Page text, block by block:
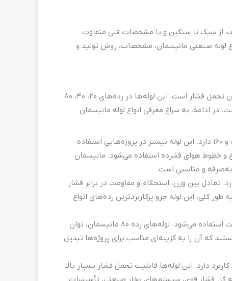
مختلف، از سبک تا سنگین و با مشخصات فنی متفاوت
لوله صنعتی مانیسمان، مشخصات، روش تولید و
)، در رده‌های مختلفی تولید می‌شوند و تفاوت اصلی‌شان در ضخامت دیواره و میزان تحمل فشار است. این لوله‌ها در رده‌های ۲۰، ۴۰، ۸۰
در ادامه، به سراغ معرفی انواع لوله مانیسمان
، نوعی لوله بدون درز است که دیواره نازک و وزن سبک‌تری نسبت به رده‌های 40، 80 و 160 دارد. این لوله بیشتر در پروژه‌هایی استفاده
و خطوط هوای فشرده استفاده می‌شود. مانیسمان
تعادل بین وزن، استحکام و مقاومت در برابر فشار
کلی، این لوله جزو پرکاربردترین رده‌های انواع
، نوعی لوله بدون درز با ضخامت بالا است که برای پروژه‌های فشار بالا و شرایط سخت استفاده می‌شود. لوله‌های رده 80 مانیسمان، توان
ویژگی‌های این رده هستند که آن را به گزینه‌ای مناسب برای پروژه‌ها تبدیل
کاربرد دارد. این لوله‌ها قابلیت تحمل فشار بسیار بالا